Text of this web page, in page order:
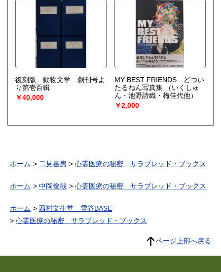
復刻版 動物文学 創刊号よ
り第壱百輯
￥40,000
MY BEST FRIENDS どつい
たるねん写真集
（いくしゅ
ん・池野詩織・梅佳代他）
￥2,000
ホーム 二見書房 心霊医療の秘密 サラブレッド・ブックス
ホーム 中岡俊哉 心霊医療の秘密 サラブレッド・ブックス
ホーム
西村文生堂 雪谷BASE
心霊医療の秘密 サラブレッド・ブックス
ページ上部へ戻る